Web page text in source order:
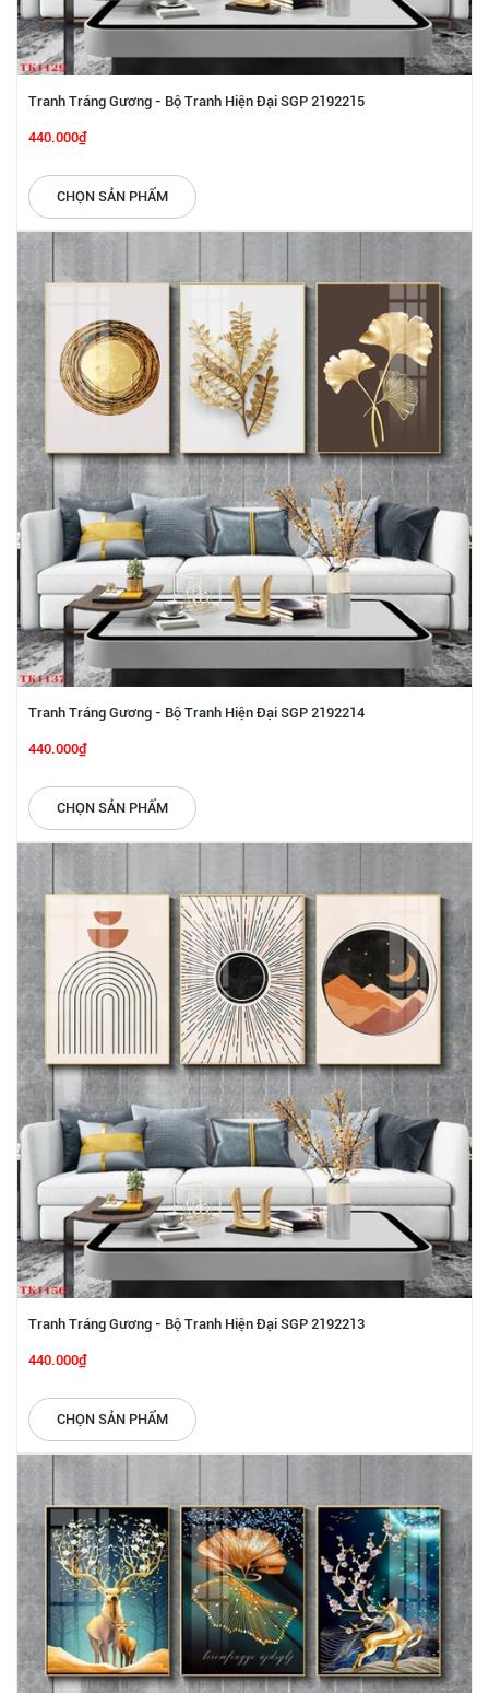
Tranh Tráng Gương - Bộ Tranh Hiện Đại SGP 2192215
440.000₫
CHỌN SẢN PHẨM
Tranh Tráng Gương - Bộ Tranh Hiện Đại SGP 2192214
440.000₫
CHỌN SẢN PHẨM
Tranh Tráng Gương - Bộ Tranh Hiện Đại SGP 2192213
440.000₫
CHỌN SẢN PHẨM